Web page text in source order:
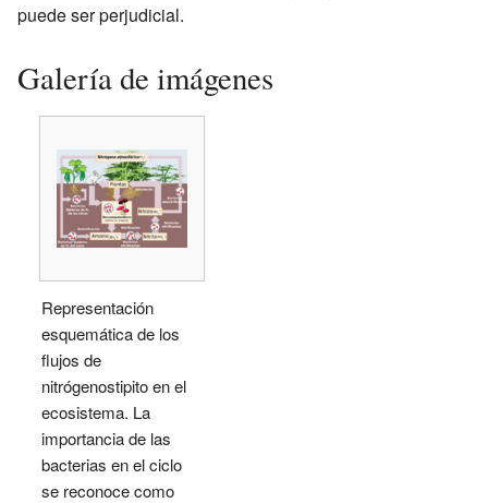
puede ser perjudicial.
Galería de imágenes
Representación
esquemática de los
flujos de
nitrógenostipito en el
ecosistema. La
importancia de las
bacterias en el ciclo
se reconoce como